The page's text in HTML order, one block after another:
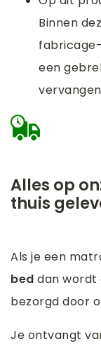
Binnen
een
Alles op
thuis
Als je een
bed dan wordt
bezorgd door
Je ontvangt